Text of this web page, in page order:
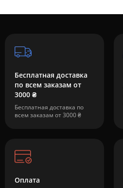
Бесплатная доставка
по всем заказам от
3000 ₴
Бесплатная доставка по
всем заказам от 3000 ₴
Оплата